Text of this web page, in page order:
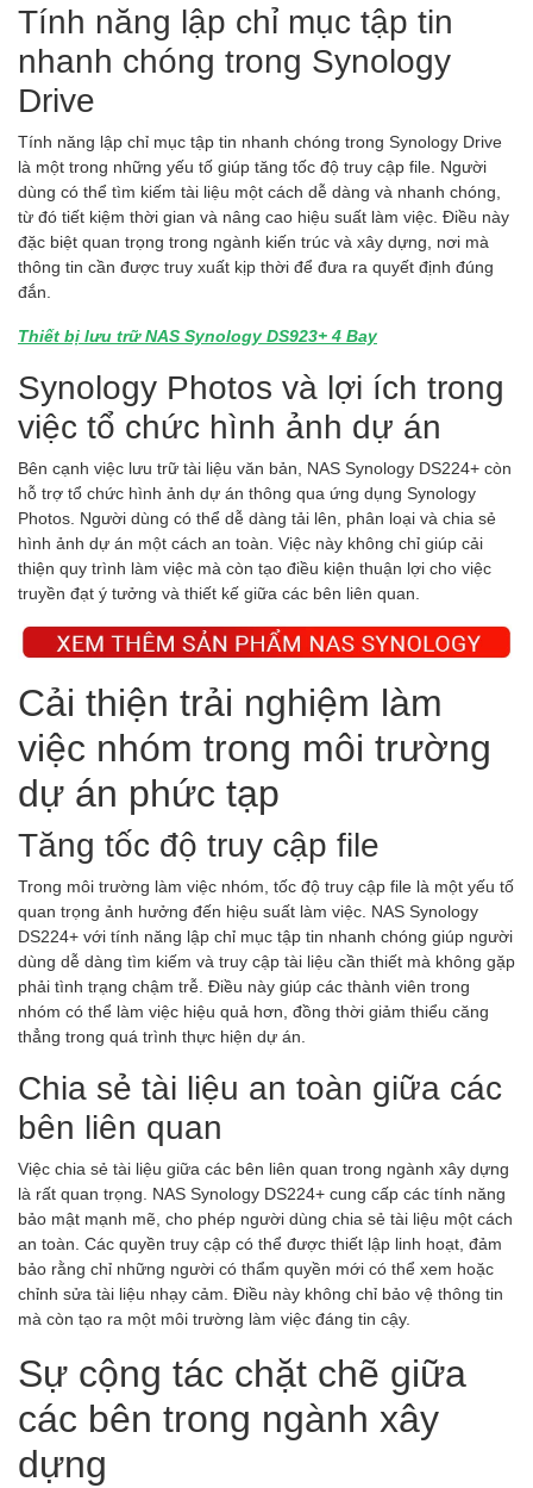
Tính năng lập chỉ mục tập tin
nhanh chóng trong Synology
Drive
Tính năng lập chỉ mục tập tin nhanh chóng trong Synology Drive
là một trong những yếu tố giúp tăng tốc độ truy cập file. Người
dùng có thể tìm kiếm tài liệu một cách dễ dàng và nhanh chóng,
từ đó tiết kiệm thời gian và nâng cao hiệu suất làm việc. Điều này
đặc biệt quan trọng trong ngành kiến trúc và xây dựng, nơi mà
thông tin cần được truy xuất kịp thời để đưa ra quyết định đúng
đắn.
Thiết bị lưu trữ NAS Synology DS923+ 4 Bay
Synology Photos và lợi ích trong
việc tổ chức hình ảnh dự án
Bên cạnh việc lưu trữ tài liệu văn bản, NAS Synology DS224+ còn
hỗ trợ tổ chức hình ảnh dự án thông qua ứng dụng Synology
Photos. Người dùng có thể dễ dàng tải lên, phân loại và chia sẻ
hình ảnh dự án một cách an toàn. Việc này không chỉ giúp cải
thiện quy trình làm việc mà còn tạo điều kiện thuận lợi cho việc
truyền đạt ý tưởng và thiết kế giữa các bên liên quan.
Cải thiện trải nghiệm làm
việc nhóm trong môi trường
dự án phức tạp
Tăng tốc độ truy cập file
Trong môi trường làm việc nhóm, tốc độ truy cập file là một yếu tố
quan trọng ảnh hưởng đến hiệu suất làm việc. NAS Synology
DS224+ với tính năng lập chỉ mục tập tin nhanh chóng giúp người
dùng dễ dàng tìm kiếm và truy cập tài liệu cần thiết mà không gặp
phải tình trạng chậm trễ. Điều này giúp các thành viên trong
nhóm có thể làm việc hiệu quả hơn, đồng thời giảm thiểu căng
thẳng trong quá trình thực hiện dự án.
Chia sẻ tài liệu an toàn giữa các
bên liên quan
Việc chia sẻ tài liệu giữa các bên liên quan trong ngành xây dựng
là rất quan trọng. NAS Synology DS224+ cung cấp các tính năng
bảo mật mạnh mẽ, cho phép người dùng chia sẻ tài liệu một cách
an toàn. Các quyền truy cập có thể được thiết lập linh hoạt, đảm
bảo rằng chỉ những người có thẩm quyền mới có thể xem hoặc
chỉnh sửa tài liệu nhạy cảm. Điều này không chỉ bảo vệ thông tin
mà còn tạo ra một môi trường làm việc đáng tin cậy.
Sự cộng tác chặt chẽ giữa
các bên trong ngành xây
dựng